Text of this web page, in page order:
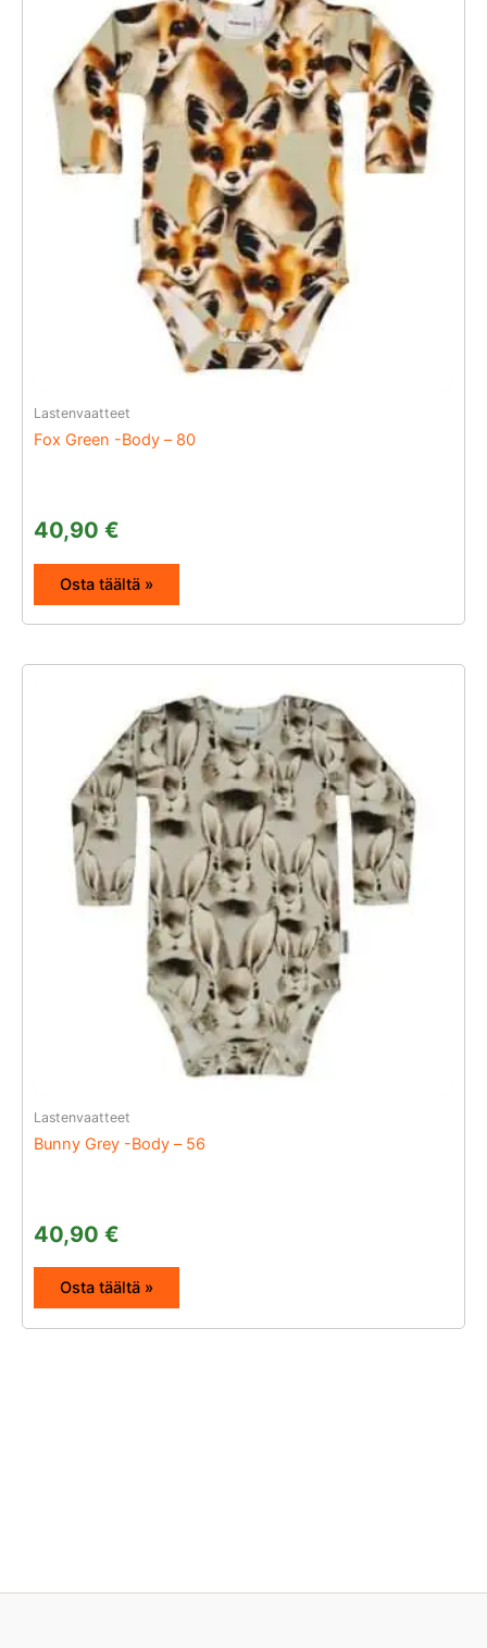
Lastenvaatteet
Fox Green -Body – 80
40,90 €
Osta täältä »
Lastenvaatteet
Bunny Grey -Body – 56
40,90 €
Osta täältä »